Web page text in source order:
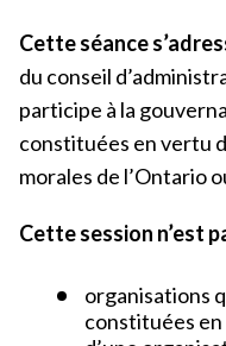
Cette séance
du conseil
participe à la
constituées en vertu
morales de l’Ontario
Cette session n’est
organisations
constituées